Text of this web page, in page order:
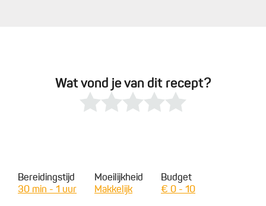
Wat vond je van dit recept?
Bereidingstijd
30 min - 1 uur
Moeilijkheid
Makkelijk
Budget
€ 0 - 10